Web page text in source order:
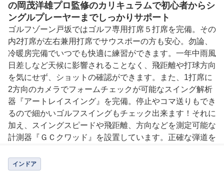
の岡茂洋雄プロ監修のカリキュラムで初心者からシ
ングルプレーヤーまでしっかりサポート
ゴルフゾーン戸坂ではゴルフ専用打席５打席を完備。その
内2打席が左右兼用打席でサウスポーの方も安心。勿論、
冷暖房完備でいつでも快適に練習ができます。一年中雨風
日差しなど天候に影響されることなく、飛距離や打球方向
を気にせず、ショットの確認ができます。また、1打席に
2方向のカメラでフォームチェックが可能なスイング解析
器『アートレイスイング』を完備。停止やコマ送りもでき
るので細かいゴルフスイングもチェック出来ます！それに
加え、スイングスピードや飛距離、方向などを測定可能な
計測器『ＧＣクワッド』を設置しています。正確な弾道を
インドア